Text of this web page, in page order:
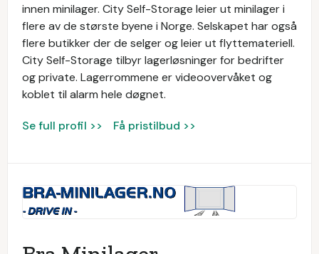
innen minilager. City Self-Storage leier ut minilager i
flere av de største byene i Norge. Selskapet har også
flere butikker der de selger og leier ut flyttemateriell.
City Self-Storage tilbyr lagerløsninger for bedrifter
og private. Lagerrommene er videoovervåket og
koblet til alarm hele døgnet.
Se full profil >> Få pristilbud >>